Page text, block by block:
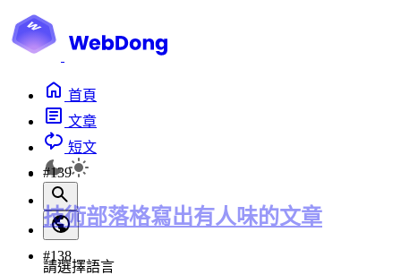
首頁
文章
短文
請選擇語言
#139
技術部落格寫出有人味的文章
#138